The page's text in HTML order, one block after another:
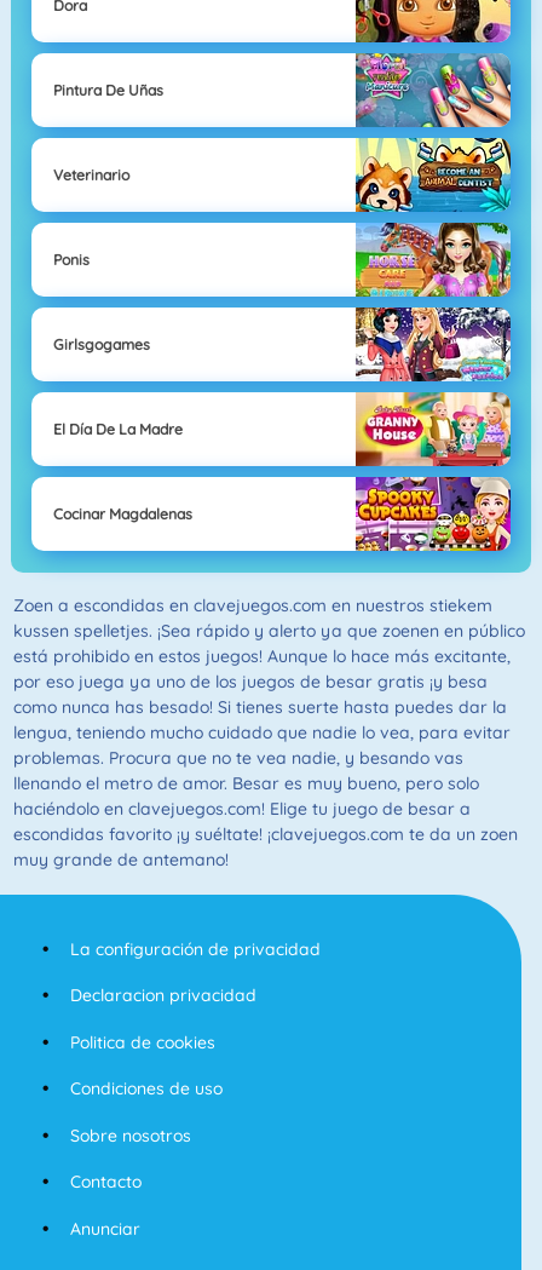
Dora
Pintura De Uñas
Veterinario
Ponis
Girlsgogames
El Día De La Madre
Cocinar Magdalenas
Zoen a escondidas en clavejuegos.com en nuestros stiekem
kussen spelletjes. ¡Sea rápido y alerto ya que zoenen en público
está prohibido en estos juegos! Aunque lo hace más excitante,
por eso juega ya uno de los juegos de besar gratis ¡y besa
como nunca has besado! Si tienes suerte hasta puedes dar la
lengua, teniendo mucho cuidado que nadie lo vea, para evitar
problemas. Procura que no te vea nadie, y besando vas
llenando el metro de amor. Besar es muy bueno, pero solo
haciéndolo en clavejuegos.com! Elige tu juego de besar a
escondidas favorito ¡y suéltate! ¡clavejuegos.com te da un zoen
muy grande de antemano!
La configuración de privacidad
Declaracion privacidad
Politica de cookies
Condiciones de uso
Sobre nosotros
Contacto
Anunciar